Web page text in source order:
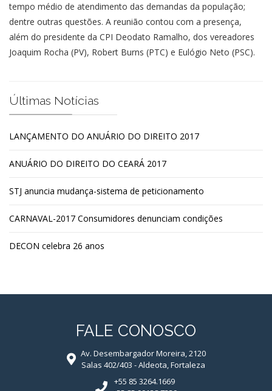
tempo médio de atendimento das demandas da população;
dentre outras questões. A reunião contou com a presença,
além do presidente da CPI Deodato Ramalho, dos vereadores
Joaquim Rocha (PV), Robert Burns (PTC) e Eulógio Neto (PSC).
Últimas Notícias
LANÇAMENTO DO ANUÁRIO DO DIREITO 2017
ANUÁRIO DO DIREITO DO CEARÁ 2017
STJ anuncia mudança-sistema de peticionamento
CARNAVAL-2017 Consumidores denunciam condições
DECON celebra 26 anos
FALE CONOSCO
Av. Desembargador Moreira, 2120
Salas 402/403 - Aldeota, Fortaleza
+55 85 3264.1669